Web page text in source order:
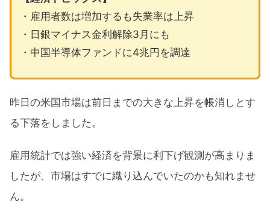
・雇用者数は増加するも失業率は上昇
・日銀マイナス金利解除3月にも
・中国半導体ファンドに4兆円を調達
昨日の米国市場は前日までの大きな上昇を帳消しとす
る下落をしました。
雇用統計では強い経済を背景に利下げ観測が高まりま
したが、市場はすでに織り込んでいたのかも知れませ
ん。